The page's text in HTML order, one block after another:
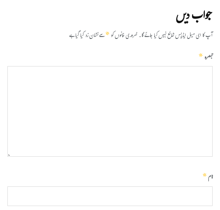
جواب دیں
آپ کا ای میل ایڈریس شائع نہیں کیا جائے گا۔ضروری خانوں کو*سے نشان زد کیا گیا ہے
تبصرہ*
نام*